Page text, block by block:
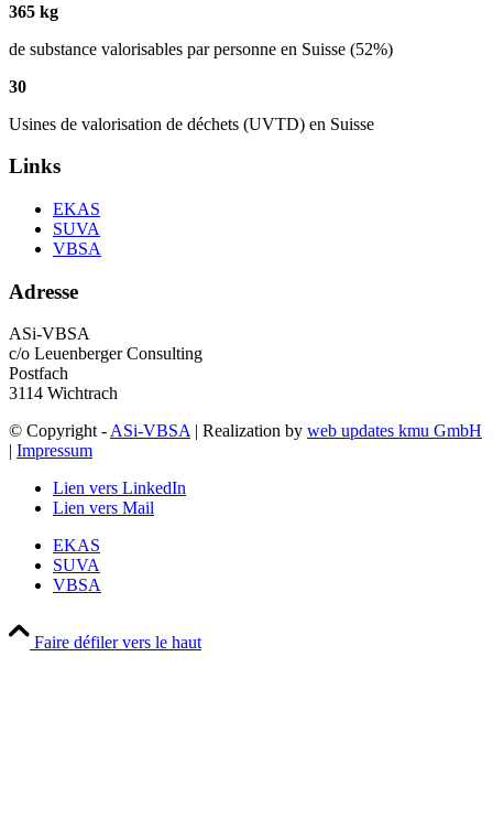
365 kg
de substance valorisables par personne en Suisse (52%)
30
Usines de valorisation de déchets (UVTD) en Suisse
Links
EKAS
SUVA
VBSA
Adresse
ASi-VBSA
c/o Leuenberger Consulting
Postfach
3114 Wichtrach
© Copyright -ASi-VBSA| Realization by web updates kmu GmbH
Impressum
Lien vers LinkedIn
Lien vers Mail
EKAS
SUVA
VBSA
Faire défiler vers le haut